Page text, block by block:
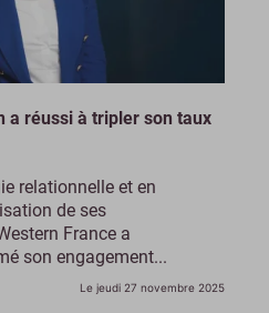
a réussi à tripler son taux
relationnelle et en
de ses
France a
son engagement...
Le jeudi 27 novembre 2025